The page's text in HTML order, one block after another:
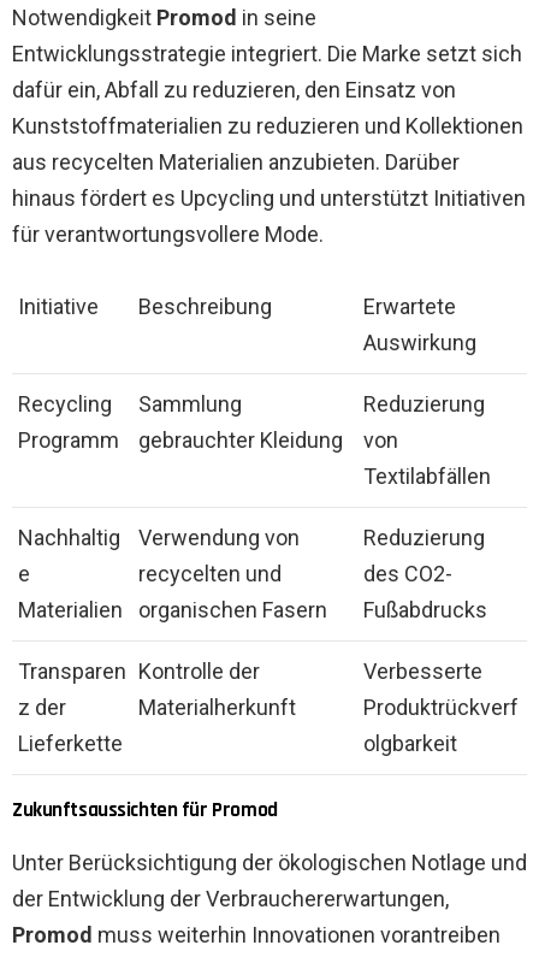
Notwendigkeit Promod in seine
Entwicklungsstrategie integriert. Die Marke setzt sich
dafür ein, Abfall zu reduzieren, den Einsatz von
Kunststoffmaterialien zu reduzieren und Kollektionen
aus recycelten Materialien anzubieten. Darüber
hinaus fördert es Upcycling und unterstützt Initiativen
für verantwortungsvollere Mode.
Initiative Beschreibung
Erwartete
Auswirkung
Recycling
Programm
Sammlung
gebrauchter Kleidung
Reduzierung
von
Textilabfällen
Nachhaltig
e
Materialien
Verwendung von
recycelten und
organischen Fasern
Reduzierung
des CO2-
Fußabdrucks
Transparen
z der
Lieferkette
Kontrolle der
Materialherkunft
Verbesserte
Produktrückverf
olgbarkeit
Zukunftsaussichten für Promod
Unter Berücksichtigung der ökologischen Notlage und
der Entwicklung der Verbrauchererwartungen,
Promod muss weiterhin Innovationen vorantreiben